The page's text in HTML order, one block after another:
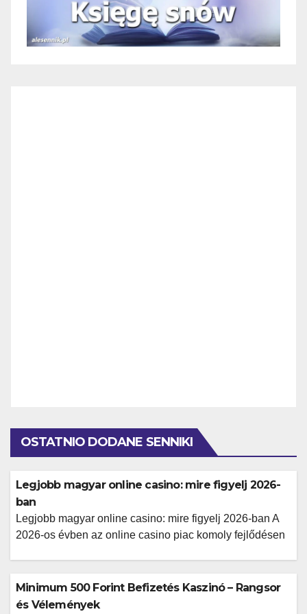
OSTATNIO DODANE SENNIKI
Legjobb magyar online casino: mire figyelj 2026-
ban
Legjobb magyar online casino: mire figyelj 2026-ban A
2026-os évben az online casino piac komoly fejlődésen
megfelelő online kaszinó felkutatása mindazonáltal
alapos tájékozódást igényel. Az online kaszinó iránt
Minimum 500 Forint Befizetés Kaszinó – Rangsor
és Vélemények